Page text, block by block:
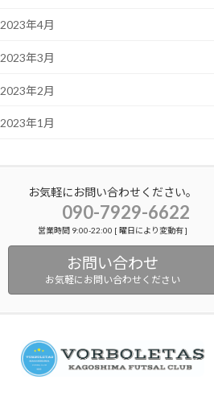
2023年4月
2023年3月
2023年2月
2023年1月
お気軽にお問い合わせください。
090-7929-6622
営業時間 9:00-22:00 [ 曜日により変動有 ]
お問い合わせ
お気軽にお問い合わせください